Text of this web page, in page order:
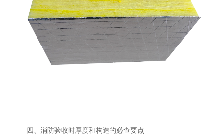
四、消防验收时厚度和构造的必查要点